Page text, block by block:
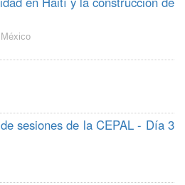
sesiones de la CEPAL - Día 3